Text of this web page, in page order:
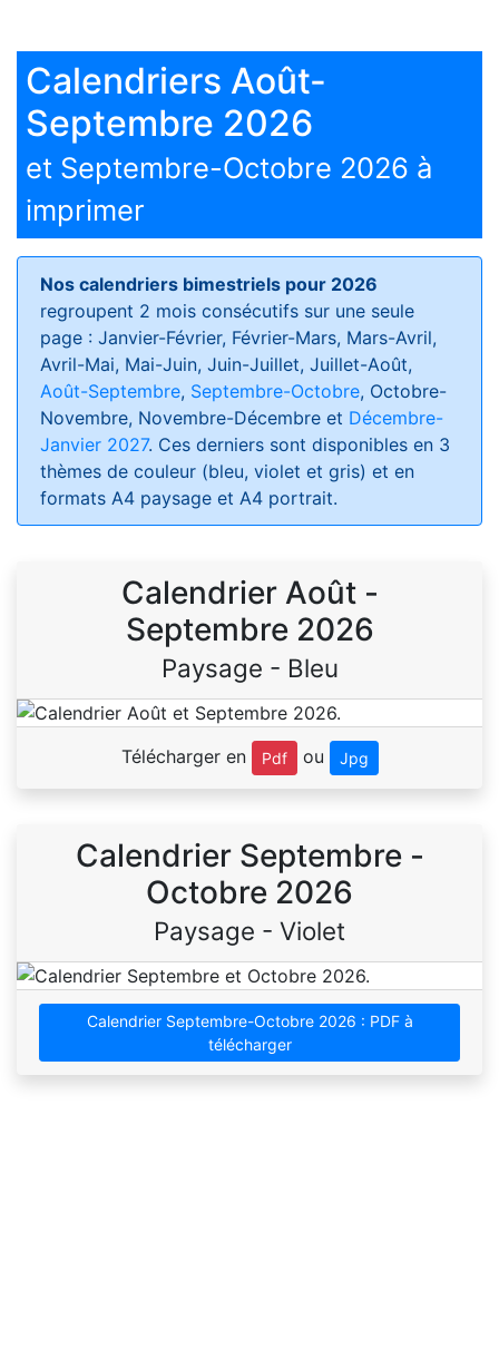
Calendriers Août-
Septembre 2026
et Septembre-Octobre 2026 à
imprimer
Nos calendriers bimestriels pour 2026
regroupent 2 mois consécutifs sur une seule
page : Janvier-Février, Février-Mars, Mars-Avril,
Avril-Mai, Mai-Juin, Juin-Juillet, Juillet-Août,
Août-Septembre, Septembre-Octobre, Octobre-
Novembre, Novembre-Décembre et Décembre-
Janvier 2027. Ces derniers sont disponibles en 3
thèmes de couleur (bleu, violet et gris) et en
formats A4 paysage et A4 portrait.
Calendrier Août -
Septembre 2026
Paysage - Bleu
Télécharger en Pdf ou Jpg
Calendrier Septembre -
Octobre 2026
Paysage - Violet
Calendrier Septembre-Octobre 2026 : PDF à
télécharger